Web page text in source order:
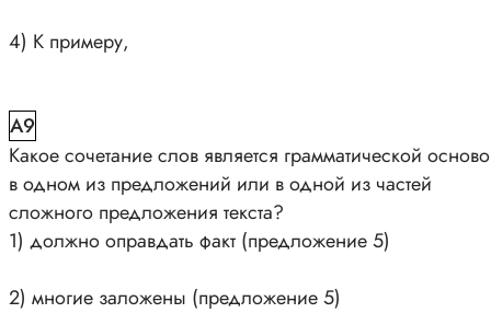
4) К примеру,
A9
Какое сочетание слов является грамматической
в одном из предложений или в одной из частей
сложного предложения текста?
1) должно оправдать факт (предложение 5)
2) многие заложены (предложение 5)